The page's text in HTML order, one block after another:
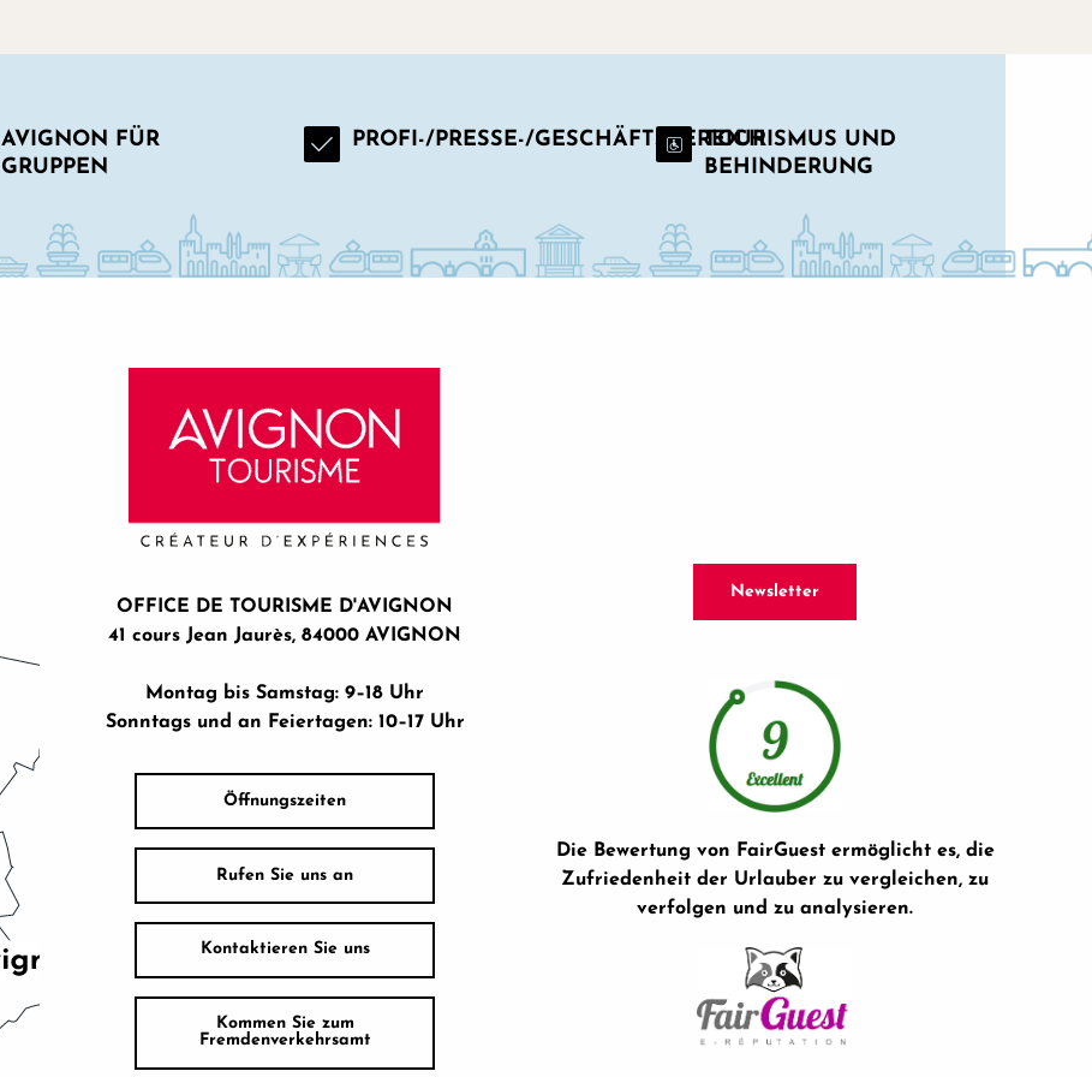
AVIGNON FÜR
GRUPPEN
PROFI-/PRESSE-/GESCHÄFTSBEREICHTOURISMUS UND
BEHINDERUNG
OFFICE DE TOURISME D'AVIGNON
41 cours Jean Jaurès, 84000 AVIGNON
Montag bis Samstag: 9–18 Uhr
Sonntags und an Feiertagen: 10–17 Uhr
Öffnungszeiten
Rufen Sie uns an
Kontaktieren Sie uns
Kommen Sie zum
Fremdenverkehrsamt
Newsletter
Die Bewertung von FairGuest ermöglicht es, die
Zufriedenheit der Urlauber zu vergleichen, zu
verfolgen und zu analysieren.